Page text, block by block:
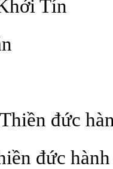
Tín
đức
đức